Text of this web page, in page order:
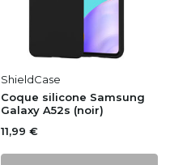
ShieldCase
Coque silicone Samsung
Galaxy A52s (noir)
11,99 €